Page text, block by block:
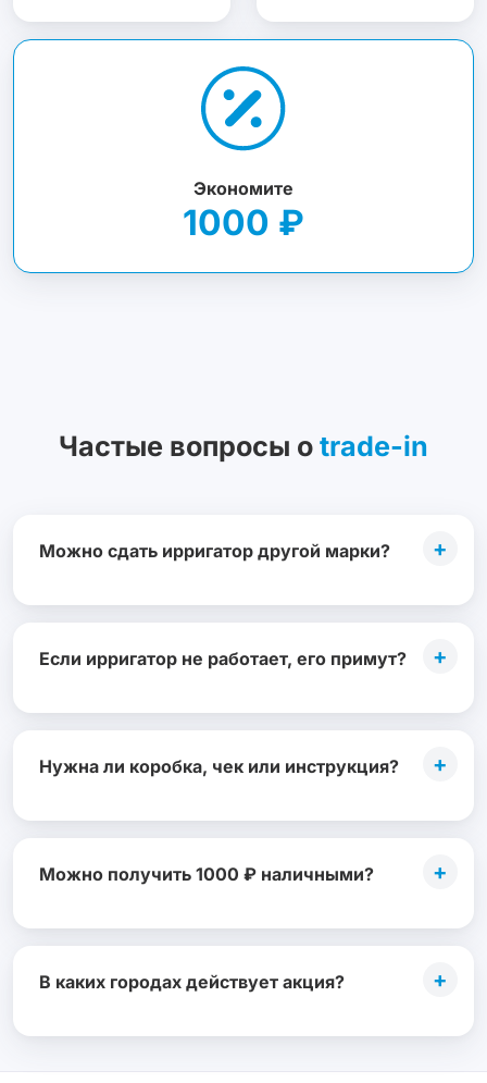
Экономите
1000 ₽
Частые вопросы о trade-in
+
Можно сдать ирригатор другой марки?
+
Если ирригатор не работает, его примут?
+
Нужна ли коробка, чек или инструкция?
+
Можно получить 1000 ₽ наличными?
+
В каких городах действует акция?